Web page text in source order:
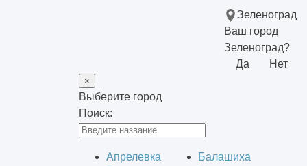
Зеленоград
Ваш город
Зеленоград?
Да
Нет
×
Выберите город
Поиск:
Апрелевка
Балашиха